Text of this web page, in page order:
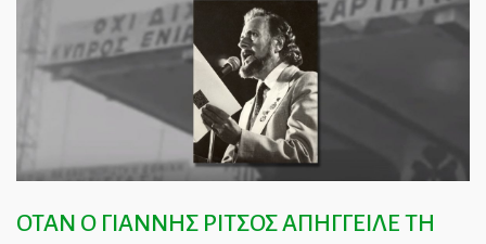
ΟΤΑΝ Ο ΓΙΑΝΝΗΣ ΡΙΤΣΟΣ ΑΠΗΓΓΕΙΛΕ ΤΗ